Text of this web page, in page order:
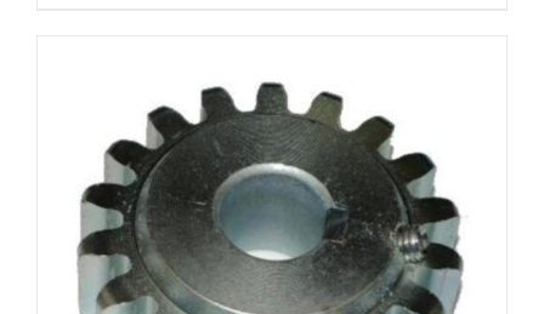
variantes.
Las
opciones
se
pueden
elegir
en
la
página